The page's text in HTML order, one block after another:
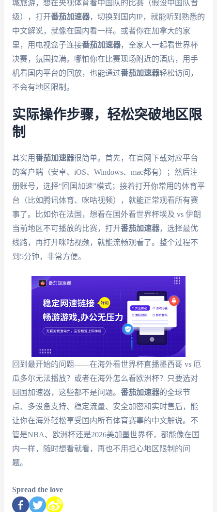
城旅游，想在央视体育看中国队的比赛（假设中国队晋
级），打开番茄加速器，切换到国内IP，就能听到熟悉的
中文解说，就像在国内看一样。或者你在加拿大的家
里，用电视盒子连接番茄加速器，全家人一起看世界杯
决赛，氛围拉满。哪怕你在比赛现场附近的酒店，用手
机看国内平台的回放，也能通过番茄加速器轻松访问，
不会有地区限制。
实际操作步骤，轻松突破地区限
制
其实用番茄加速器很简单。首先，在官网下载对应平台
的客户端（安卓、iOS、Windows、mac都有）；然后注
册账号，选择“回国加速”模式；接着打开你常用的体育平
台（比如腾讯体育、咪咕视频），就能正常观看所有赛
事了。比如你在法国，想看在国外看世界杯埃及 vs 伊朗
当前地区不可播放的比赛，打开番茄加速器，选择最优
线路，再打开咪咕视频，就能流畅观看了。整个过程不
到5分钟，非常方便。
回到最开始的问题——在海外看世界杯直播墨西哥 vs 厄
瓜多尔无法播放？或者在海外怎么看欧洲杯？只要选对
回国加速器，这些都不是问题。 番茄加速器的全球节
点、多设备支持、稳定流量、安全加密和实时售后，能
让你在海外轻松享受国内所有体育赛事的中文解说。不
管是NBA、欧洲杯还是2026美加墨世界杯，都能像在国
内一样，随时想看就看，再也不用担心地区限制的问
题。
Spread the love